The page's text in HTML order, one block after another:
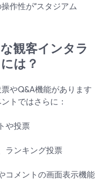
作性が“スタジアム
観客インタラ
は？
やQ&A機能があります
トではさらに：
や投票
ランキング投票
コメントの画面表示機能